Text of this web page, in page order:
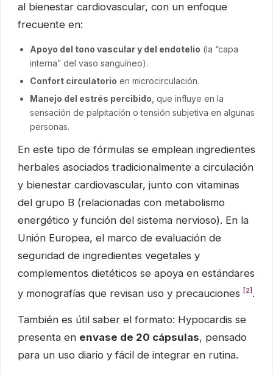
al bienestar cardiovascular, con un enfoque
frecuente en:
Apoyo del tono vascular y del endotelio (la “capa
interna” del vaso sanguíneo).
Confort circulatorio en microcirculación.
Manejo del estrés percibido , que influye en la
sensación de palpitación o tensión subjetiva en algunas
personas.
En este tipo de fórmulas se emplean ingredientes
herbales asociados tradicionalmente a circulación
y bienestar cardiovascular, junto con vitaminas
del grupo B (relacionadas con metabolismo
energético y función del sistema nervioso). En la
Unión Europea, el marco de evaluación de
seguridad de ingredientes vegetales y
complementos dietéticos se apoya en estándares
y monografías que revisan uso y precauciones
[2] .
También es útil saber el formato: Hypocardis se
presenta en envase de 20 cápsulas, pensado
para un uso diario y fácil de integrar en rutina.